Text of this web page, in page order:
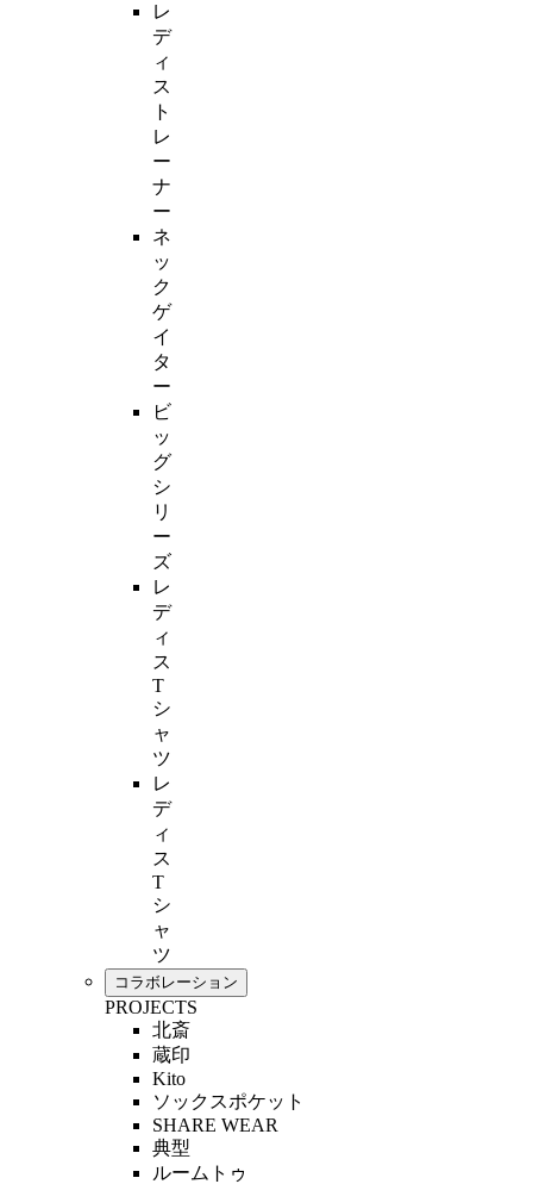
レ
デ
ィ
ス
ト
レ
ー
ナ
ー
ネ
ッ
ク
ゲ
イ
タ
ー
ビ
ッ
グ
シ
リ
ー
ズ
レ
デ
ィ
ス
T
シ
ャ
ツ
レ
デ
ィ
ス
T
シ
ャ
ツ
コラボレーション
PROJECTS
北斎
蔵印
Kito
ソックスポケット
SHARE WEAR
典型
ルームトゥ